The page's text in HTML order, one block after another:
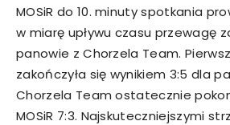
MOSiR do 10. minuty spotkania
w miarę upływu czasu przewagę
panowie z Chorzela Team.
zakończyła się wynikiem 3:5 dla
Chorzela Team ostatecznie
MOSiR 7:3. Najskuteczniejszymi